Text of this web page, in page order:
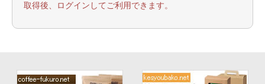
取得後、ログインしてご利用できます。